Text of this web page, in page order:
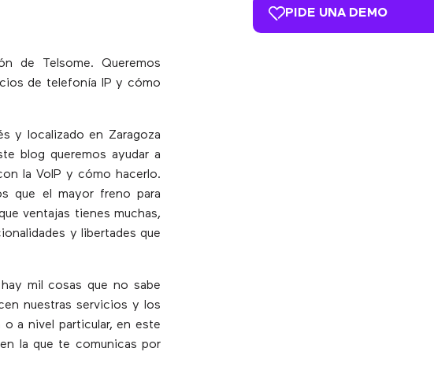
de Telsome. Queremos
de telefonía IP y cómo
y localizado en Zaragoza
blog queremos ayudar a
la VoIP y cómo hacerlo.
que el mayor freno para
ventajas tienes muchas,
y libertades que
mil cosas que no sabe
nuestras servicios y los
o a nivel particular, en este
la que te comunicas por
PIDE UNA DEMO